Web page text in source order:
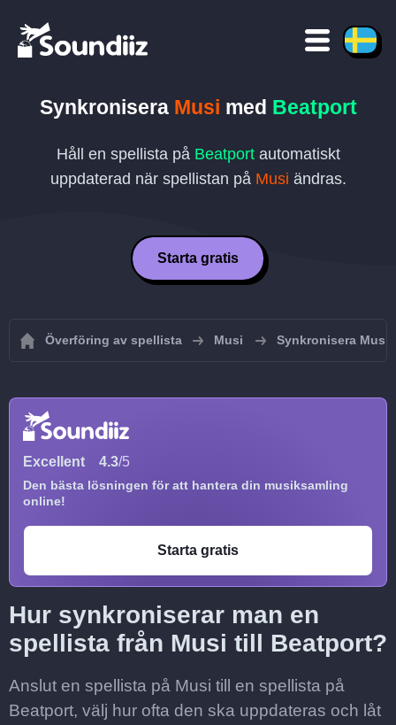
Synkronisera Musi med Beatport
Håll en spellista på Beatportautomatiskt
uppdaterad när spellistan på Musi ändras.
Starta gratis
Överföring av spellista Musi Synkronisera
Excellent 4.3/5
Den bästa lösningen för att hantera din musiksamling
online!
Starta gratis
Hur synkroniserar man en
spellista från Musi till Beatport?
Anslut en spellista på Musi till en spellista på
Beatport, välj hur ofta den ska uppdateras och låt